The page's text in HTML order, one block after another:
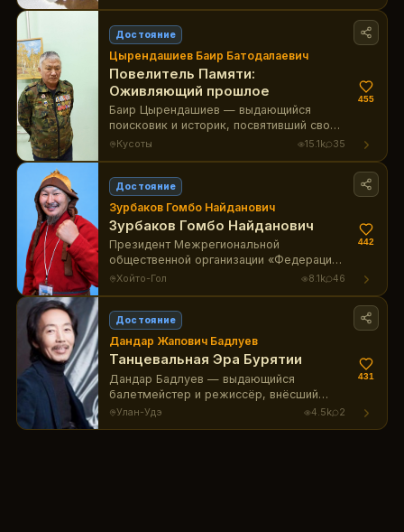
исследования в области тибетской
медицины ценятся в научных кругах по
всему миру.
Достояние
Цырендашиев Баир Батодалаевич
Повелитель Памяти:
Оживляющий прошлое
Баир Цырендашиев — выдающийся
поисковик и историк, посвятивший свою
жизнь восстановлению памяти о павших
Кусоты 15.1k 35
455
Достояние
Зурбаков Гомбо Найданович
Зурбаков Гомбо Найданович
Президент Межрегиональной
общественной организации «Федерация
национальной игры «Сээр хухалха»
Хойто-Гол 8.1k 46
442
Достояние
Дандар Жапович Бадлуев
Танцевальная Эра Бурятии
Дандар Бадлуев — выдающийся
балетмейстер и режиссёр, внёсший
огромный вклад в развитие
Улан-Удэ 4.5k 2
431